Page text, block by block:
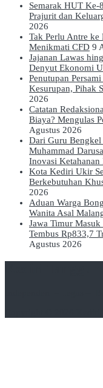
Semarak HUT
Prajurit dan
2026
Tak Perlu Antre ke
Menikmati CFD 9
Jajanan Lawas
Denyut Ekonomi
Penutupan
Kesurupan, Pihak
2026
Catatan
Biaya? Mengulas
Agustus 2026
Dari Guru
Muhammad
Inovasi Ketahanan
Kota Kediri Ukir
Berkebutuhan
2026
Aduan Warga
Wanita Asal
Jawa Timur Masuk
Tembus Rp833,7
Agustus 2026